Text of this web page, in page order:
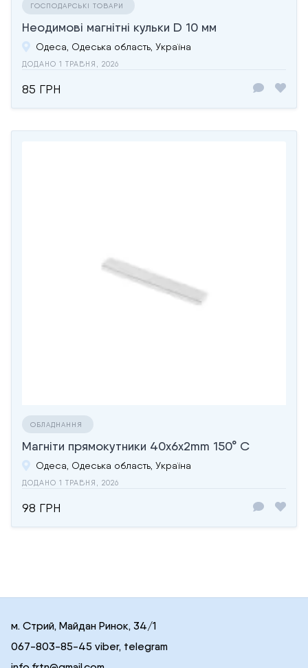
ГОСПОДАРСЬКІ ТОВАРИ
Неодимові магнітні кульки D 10 мм
Одеса, Одеська область, Україна
ДОДАНО 1 ТРАВНЯ, 2026
85 ГРН
ОБЛАДНАННЯ
Магніти прямокутники 40x6x2mm 150° C
Одеса, Одеська область, Україна
ДОДАНО 1 ТРАВНЯ, 2026
98 ГРН
м. Стрий, Майдан Ринок, 34/1
067-803-85-45 viber, telegram